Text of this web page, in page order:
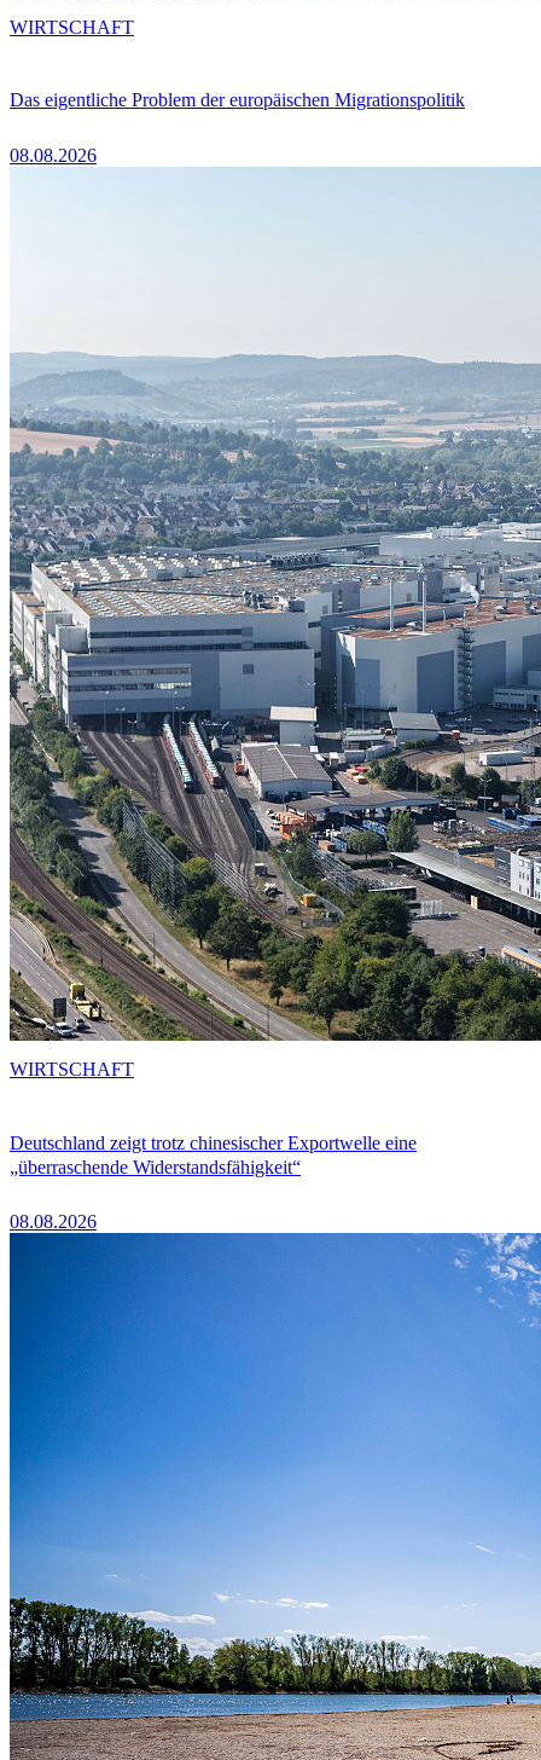
Das eigentliche Problem der europäischen Migrationspolitik
08.08.2026
WIRTSCHAFT
Deutschland zeigt trotz chinesischer Exportwelle eine
„überraschende Widerstandsfähigkeit“
08.08.2026
WIRTSCHAFT